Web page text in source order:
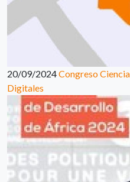
20/09/2024Congreso
Digitales